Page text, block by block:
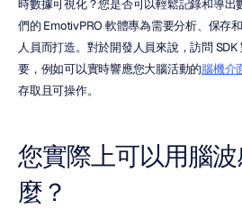
時數據可視化？您是否可以輕鬆記錄和導出
們的 EmotivPRO 軟體專為需要分析、保存
人員而打造。對於開發人員來說，訪問
要，例如可以實時響應您大腦活動的腦機介
存取且可操作。
您實際上可以用腦
麼？